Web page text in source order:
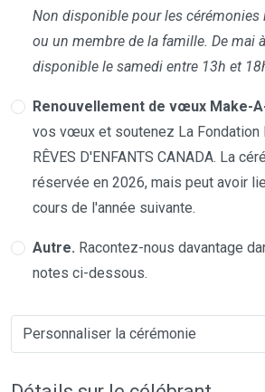
Non disponible pour les
ou un membre de la famille. De mai
disponible le samedi entre 13h et
Renouvellement de vœux Make-
vos vœux et soutenez La
RÊVES D'ENFANTS CANADA. La
réservée en 2026, mais peut avoir
cours de l'année suivante.
Autre. Racontez-nous davantage
notes ci-dessous.